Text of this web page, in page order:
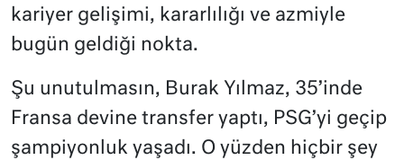
kariyer gelişimi, kararlılığı ve azmiyle
bugün geldiği nokta.
Şu unutulmasın, Burak Yılmaz, 35’inde
Fransa devine transfer yaptı, PSG’yi geçip
şampiyonluk yaşadı. O yüzden hiçbir şey